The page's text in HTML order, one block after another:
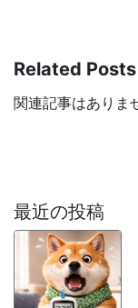
Related Posts
関連記事はありま
最近の投稿